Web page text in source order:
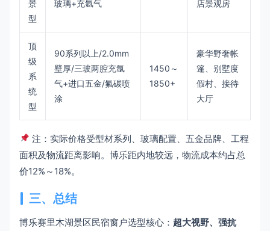
景
型
玻璃+充氩气 店景观房
顶
级
系
统
型
90系列以上/2.0mm
壁厚/三玻两腔充氩
气+进口五金/氟碳喷
涂
1450～
1850+
豪华野奢帐
篷、别墅度
假村、接待
大厅
注：实际价格受型材系列、玻璃配置、五金品牌、工程
面积及物流距离影响。博乐距内地较远，物流成本约占总
价12%～18%。
三、总结
博乐赛里木湖景区民宿窗户选型核心： 超大视野、强抗